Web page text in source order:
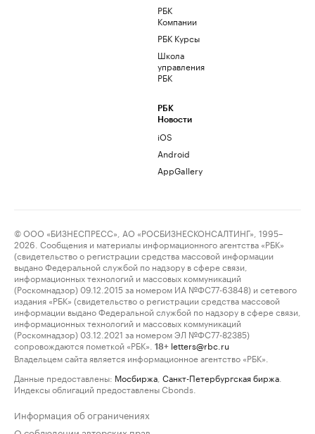
РБК
Компании
РБК Курсы
Школа
управления
РБК
РБК
Новости
iOS
Android
AppGallery
© ООО «БИЗНЕСПРЕСС», АО «РОСБИЗНЕСКОНСАЛТИНГ», 1995–
2026. Сообщения и материалы информационного агентства «РБК»
(свидетельство о регистрации средства массовой информации
выдано Федеральной службой по надзору в сфере связи,
информационных технологий и массовых коммуникаций
(Роскомнадзор) 09.12.2015 за номером ИА №ФС77-63848) и сетевого
издания «РБК» (свидетельство о регистрации средства массовой
информации выдано Федеральной службой по надзору в сфере связи,
информационных технологий и массовых коммуникаций
(Роскомнадзор) 03.12.2021 за номером ЭЛ №ФС77-82385)
сопровождаются пометкой «РБК».
18+ letters@rbc.ru
Владельцем сайта является информационное агентство «РБК».
Данные предоставлены: Мосбиржа Санкт-Петербургская биржа
Индексы облигаций предоставлены Cbonds.
Информация об ограничениях